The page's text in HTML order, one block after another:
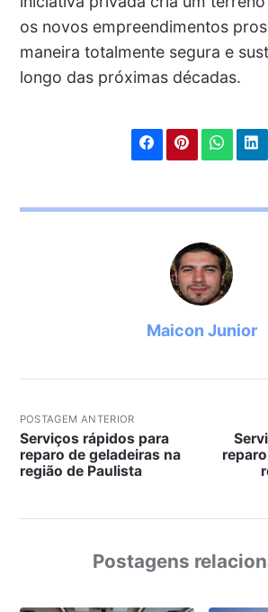
os novos empreendimentos
maneira totalmente segura e
longo das próximas décadas.
Maicon Junior
POSTAGEM ANTERIOR
Serviços rápidos para
reparo de geladeiras na
região de Paulista
Postagens